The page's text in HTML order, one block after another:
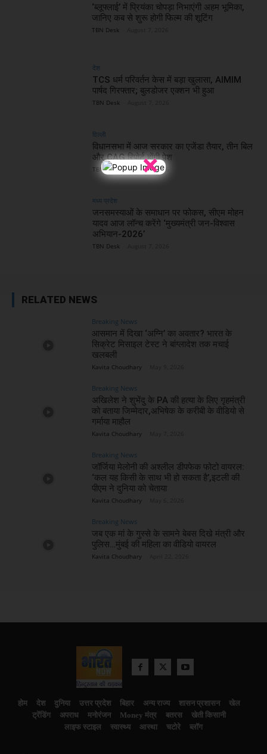
×
‘ब्लूफ्लाई’ में प्रियंका चोपड़ा निभाएंगी अहम भूमिका,
जानिए कब से शुरू होगी फिल्म की शूटिंग
TBN Desk
देश
TCS धर्म परिवर्तन केस में बड़ा खुलासा, AIMIM
पार्षद गिरफ्तार; बुलडोजर एक्शन भी हुआ
TBN Desk
दिल्ली
विधानसभा में आज सरकार का एजेंडा तैयार, तीन बिल
और CAG रिपोर्ट होंगी पेश
TBN Desk - August 7, 2026
मध्य प्रदेश
जनसमस्याओं के समाधान पर फोकस, सीएम मोहन
यादव आज लॉन्च करेंगे ‘मुख्यमंत्री जन-विश्वास
अभियान-2026’
TBN Desk
RELATED NEWS
Breaking News
आसमान में दिखा ‘अग्नि’ का अवतार? भारत के
सिक्रेट मिसाइल टेस्ट ने बांग्लादेश तक मचाई
खलबली
Kavita Choudhary
Breaking News
अखिलेश ने शुभेंदु के PA की हत्या के लिए गृहमंत्री
को बताया जिम्मेदार,अभिषेक के करीबी के वीडियो से
गर्माया माहौल
Kavita Choudhary
Breaking News
जॉर्जिया मेलोनी की अश्लील डीपफेक फोटो वायरल:
‘कल यह किसी के साथ भी हो सकता है’,इटली की
पीएम ने दुनिया को चेताया
Kavita Choudhary
Breaking News
जब एक मां के गुस्से के सामने बेबस दिखे मंत्री और
पुलिस…मुंबई की महिला का वीडियो वायरल
Kavita Choudhary
होम देश दुनिया उत्तर प्रदेश बिहार अन्य राज्य शासन प्रशासन
खेल
ट्रेंडिंग
अपराध मनोरंजन Money मंत्र बतरस
खेती किसानी
लाइफ स्टाइल
स्वास्थ्य आस्था चटोरे ब्लॉग